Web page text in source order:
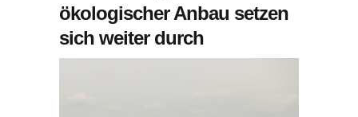
ökologischer Anbau setzen
sich weiter durch